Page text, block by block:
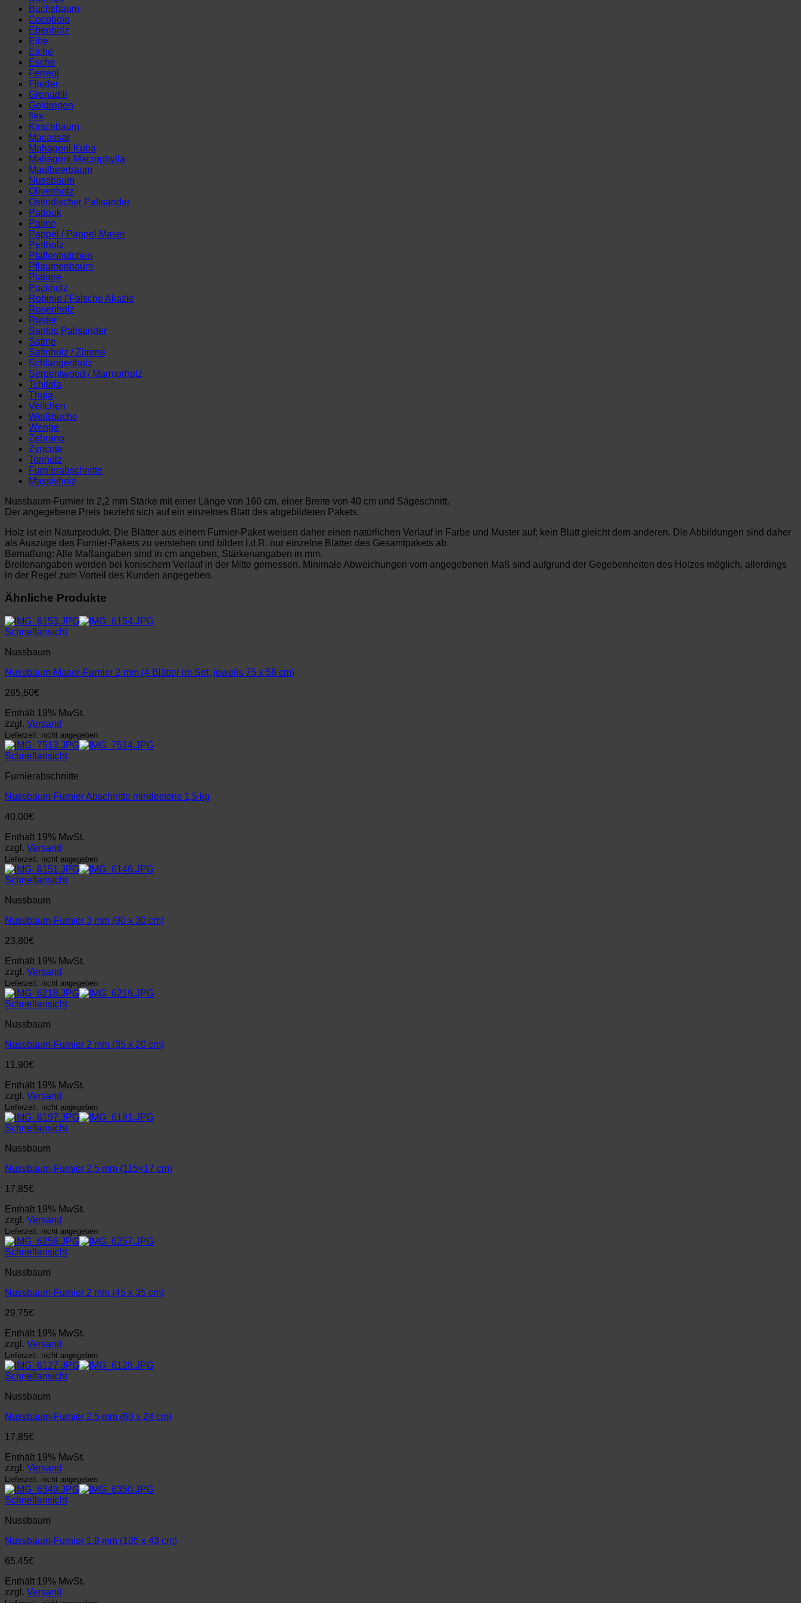
Buchsbaum
Cocobolo
Ebenholz
Eibe
Eiche
Esche
Ferreol
Flieder
Grenadill
Goldregen
Ilex
Kirschbaum
Macassar
Mahagoni Kuba
Mahagoni Macrophylla
Maulbeerbaum
Nussbaum
Olivenholz
Ostindischer Palisander
Padouk
Palme
Pappel / Pappel Maser
Perlholz
Pfaffenhütchen
Pflaumenbaum
Platane
Pockholz
Robinie / Falsche Akazie
Rosenholz
Rüster
Santos Palisander
Satine
Satinholz / Zitrone
Schlangenholz
Serpentwood / Marmorholz
Tchitola
Thuja
Veilchen
Weißbuche
Wenge
Zebrano
Zyricote
Tonholz
Furnierabschnitte
Massivholz
Nussbaum-Furnier in 2,2 mm Stärke mit einer Länge von 160 cm, einer Breite von 40 cm und Sägeschnitt.
Der angegebene Preis bezieht sich auf ein einzelnes Blatt des abgebildeten Pakets.
Holz ist ein Naturprodukt. Die Blätter aus einem Furnier-Paket weisen daher einen natürlichen Verlauf in Farbe und Muster auf; kein Blatt gleicht dem anderen. Die Abbildungen sind daher
als Auszüge des Furnier-Pakets zu verstehen und bilden i.d.R. nur einzelne Blätter des Gesamtpakets ab.
Bemaßung: Alle Maßangaben sind in cm angeben, Stärkenangaben in mm.
Breitenangaben werden bei konischem Verlauf in der Mitte gemessen. Minimale Abweichungen vom angegebenen Maß sind aufgrund der Gegebenheiten des Holzes möglich, allerdings
in der Regel zum Vorteil des Kunden angegeben.
Ähnliche Produkte
Schnellansicht
Nussbaum
Nussbaum-Maser-Furnier 2 mm (4 Blätter im Set, jeweils 75 x 58 cm)
285,60€
Enthält 19% MwSt.
zzgl. Versand
Lieferzeit: nicht angegeben
Schnellansicht
Furnierabschnitte
Nussbaum-Furnier Abschnitte mindestens 1,5 kg
40,00€
Enthält 19% MwSt.
zzgl. Versand
Lieferzeit: nicht angegeben
Schnellansicht
Nussbaum
Nussbaum-Furnier 3 mm (90 x 30 cm)
23,80€
Enthält 19% MwSt.
zzgl. Versand
Lieferzeit: nicht angegeben
Schnellansicht
Nussbaum
Nussbaum-Furnier 2 mm (35 x 20 cm)
11,90€
Enthält 19% MwSt.
zzgl. Versand
Lieferzeit: nicht angegeben
Schnellansicht
Nussbaum
Nussbaum-Furnier 2,5 mm (115×17 cm)
17,85€
Enthält 19% MwSt.
zzgl. Versand
Lieferzeit: nicht angegeben
Schnellansicht
Nussbaum
Nussbaum-Furnier 2 mm (45 x 35 cm)
29,75€
Enthält 19% MwSt.
zzgl. Versand
Lieferzeit: nicht angegeben
Schnellansicht
Nussbaum
Nussbaum-Furnier 2,5 mm (60 x 24 cm)
17,85€
Enthält 19% MwSt.
zzgl. Versand
Lieferzeit: nicht angegeben
Schnellansicht
Nussbaum
Nussbaum-Furnier 1,8 mm (105 x 43 cm)
65,45€
Enthält 19% MwSt.
zzgl. Versand